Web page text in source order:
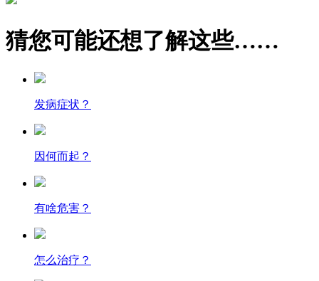
猜您可能还想了解这些……
发病症状？
因何而起？
有啥危害？
怎么治疗？